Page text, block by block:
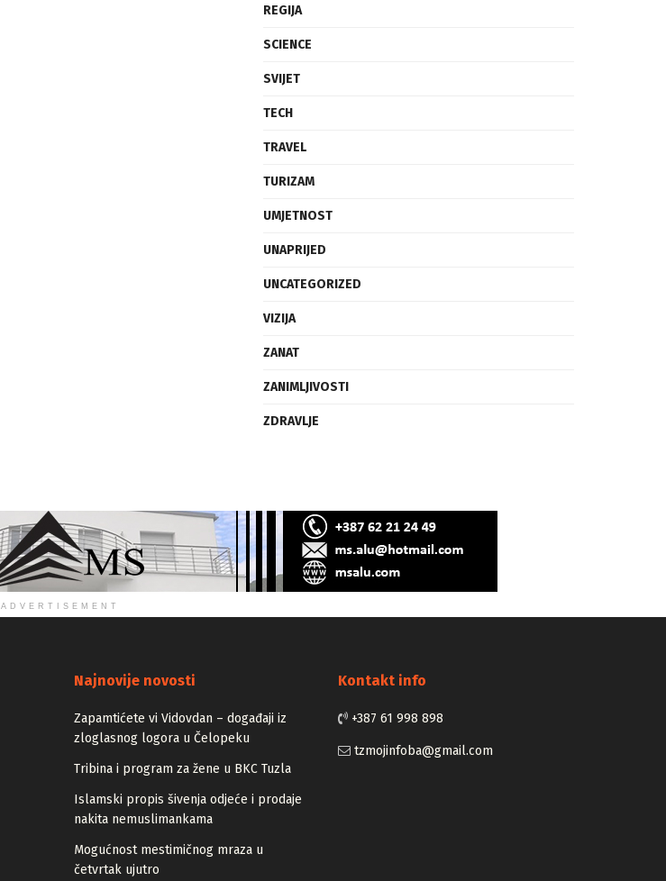
REGIJA
SCIENCE
SVIJET
TECH
TRAVEL
TURIZAM
UMJETNOST
UNAPRIJED
UNCATEGORIZED
VIZIJA
ZANAT
ZANIMLJIVOSTI
ZDRAVLJE
ADVERTISEMENT
Najnovije novosti
Zapamtićete vi Vidovdan – događaji iz
zloglasnog logora u Čelopeku
Tribina i program za žene u BKC Tuzla
Islamski propis šivenja odjeće i prodaje
nakita nemuslimankama
Mogućnost mestimičnog mraza u
četvrtak ujutro
Kontakt info
+387 61 998 898
tzmojinfoba@gmail.com